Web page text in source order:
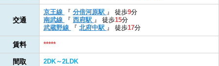
交通
京王線 『 分倍河原駅 』 徒歩9分
南武線
『 西府駅 』 徒歩15分
武蔵野線
『 北府中駅 』 徒歩17分
賃料 *****
間取 2DK～2LDK